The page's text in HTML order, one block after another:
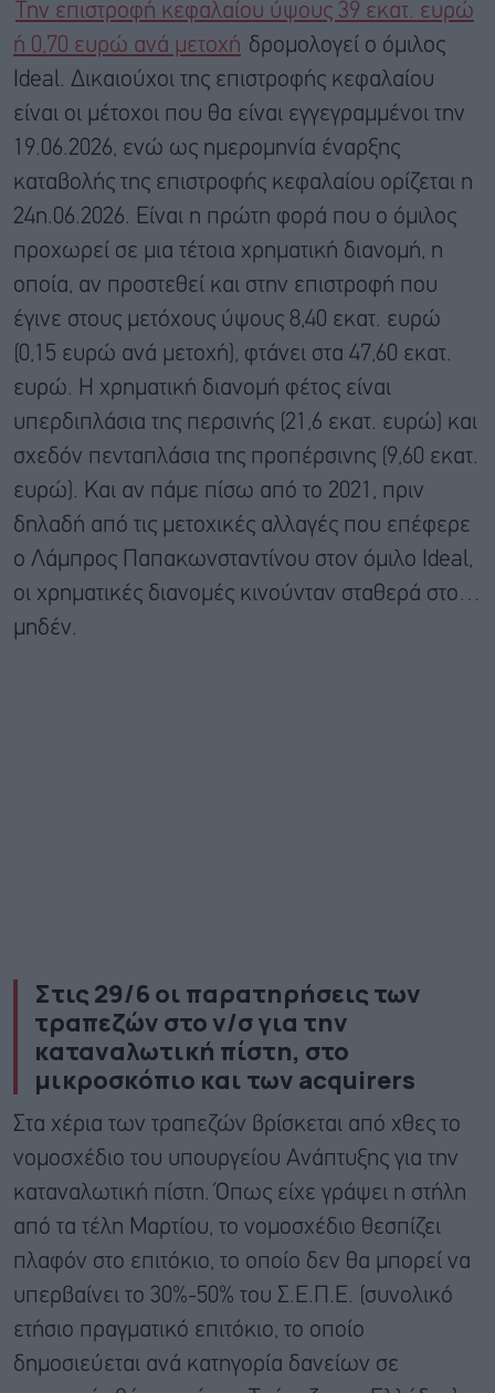
Την επιστροφή κεφαλαίου ύψους 39 εκατ. ευρώ
ή 0,70 ευρώ ανά μετοχή δρομολογεί ο όμιλος
Ideal. Δικαιούχοι της επιστροφής κεφαλαίου
είναι οι μέτοχοι που θα είναι εγγεγραμμένοι την
19.06.2026, ενώ ως ημερομηνία έναρξης
καταβολής της επιστροφής κεφαλαίου ορίζεται η
24η.06.2026. Είναι η πρώτη φορά που ο όμιλος
προχωρεί σε μια τέτοια χρηματική διανομή, η
οποία, αν προστεθεί και στην επιστροφή που
έγινε στους μετόχους ύψους 8,40 εκατ. ευρώ
(0,15 ευρώ ανά μετοχή), φτάνει στα 47,60 εκατ.
ευρώ. Η χρηματική διανομή φέτος είναι
υπερδιπλάσια της περσινής (21,6 εκατ. ευρώ) και
σχεδόν πενταπλάσια της προπέρσινης (9,60 εκατ.
ευρώ). Και αν πάμε πίσω από το 2021, πριν
δηλαδή από τις μετοχικές αλλαγές που επέφερε
ο Λάμπρος Παπακωνσταντίνου στον όμιλο Ideal,
οι χρηματικές διανομές κινούνταν σταθερά στο…
μηδέν.
Στις 29/6 οι παρατηρήσεις των
τραπεζών στο ν/σ για την
καταναλωτική πίστη, στο
μικροσκόπιο και των acquirers
Στα χέρια των τραπεζών βρίσκεται από χθες το
νομοσχέδιο του υπουργείου Ανάπτυξης για την
καταναλωτική πίστη. Όπως είχε γράψει η στήλη
από τα τέλη Μαρτίου, το νομοσχέδιο θεσπίζει
πλαφόν στο επιτόκιο, το οποίο δεν θα μπορεί να
υπερβαίνει το 30%-50% του Σ.Ε.Π.Ε. (συνολικό
ετήσιο πραγματικό επιτόκιο, το οποίο
δημοσιεύεται ανά κατηγορία δανείων σε